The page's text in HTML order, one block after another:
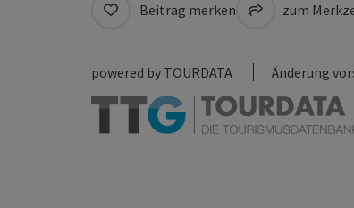
Beitrag merken zum
powered by TOURDATA Änderung